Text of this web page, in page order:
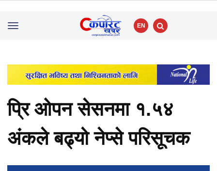
Toggle
EN
प्रि ओपन सेसनमा १.५४
अंकले बढ्यो नेप्से परिसूचक